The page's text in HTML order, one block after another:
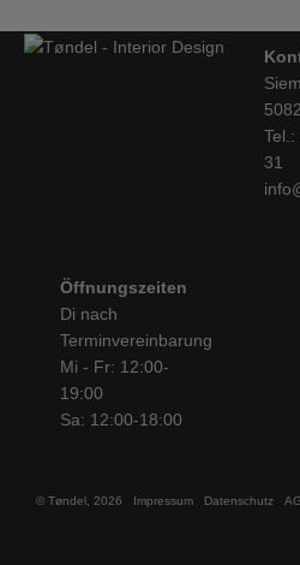
31
Öffnungszeiten
Di nach
Terminvereinbarung
Mi - Fr: 12:00-
19:00
Sa: 12:00-18:00
© Tøndel, 2026 Impressum Datenschutz